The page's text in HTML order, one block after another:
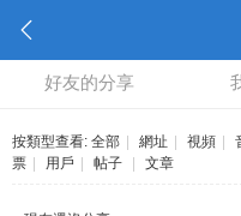
好友的分享
按類型查看: 全部 網址 視頻
票
用戶 帖子 文章